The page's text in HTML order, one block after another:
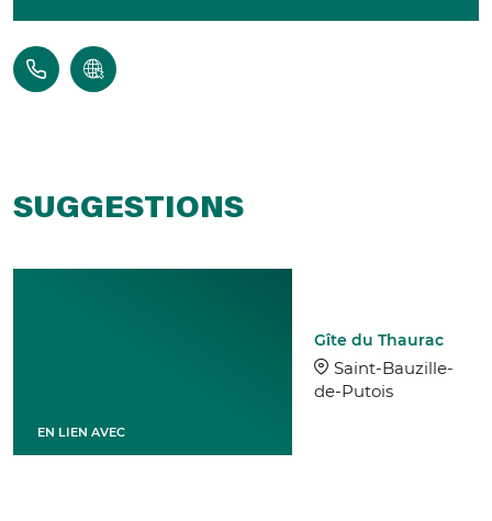
SUGGESTIONS
Gîte du Thaurac
Saint-Bauzille-
de-Putois
EN LIEN AVEC